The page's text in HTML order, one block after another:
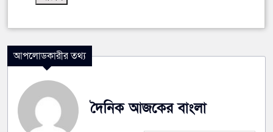
আপলোডকারীর তথ্য
দৈনিক আজকের বাংলা